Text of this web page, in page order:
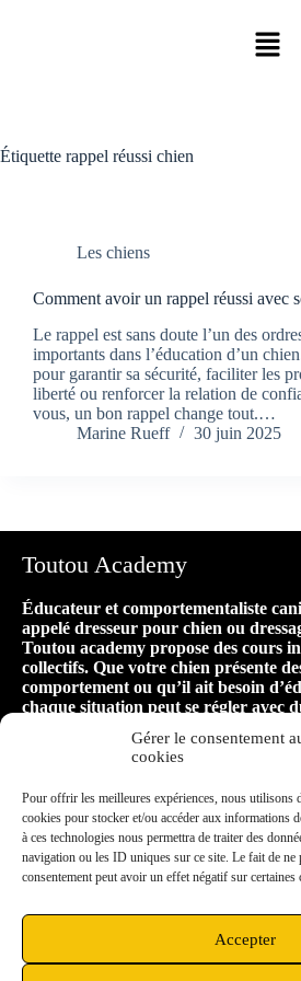
Gérer le consentement
cookies
Pour offrir les meilleures expériences, nous utilisons
cookies pour stocker et/ou accéder aux informations
à ces technologies nous permettra de traiter des
navigation ou les ID uniques sur ce site. Le fait de ne
consentement peut avoir un effet négatif sur certaines
Accepter
Étiquette rappel réussi chien
Les chiens
Comment avoir un rappel réussi avec
Le rappel est sans doute l’un des
importants dans l’éducation d’un
pour garantir sa sécurité, faciliter les
liberté ou renforcer la relation de
vous, un bon rappel change tout.…
Marine Rueff
30 juin 2025
Toutou Academy
Éducateur et comportementaliste
appelé dresseur pour chien ou
Toutou academy propose des cours
collectifs. Que votre chien présente
comportement ou qu’il ait besoin
chaque situation peut se régler avec
faire le premier pas vers une relation
et équilibrée avec son animal, pour de
Mon secteur
je me déplace dans un
alentours : Montbéliard,
Exincourt, Nommay,